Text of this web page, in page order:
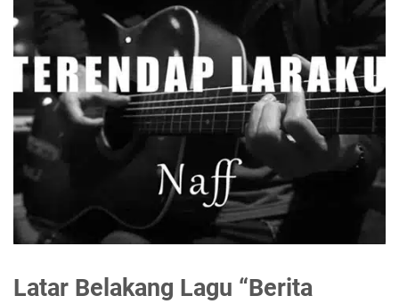
Latar Belakang Lagu “Berita